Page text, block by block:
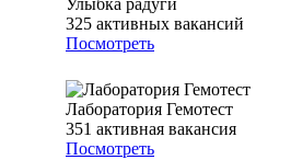
Улыбка радуги
325 активных вакансий
Посмотреть
Лаборатория Гемотест
351 активная вакансия
Посмотреть